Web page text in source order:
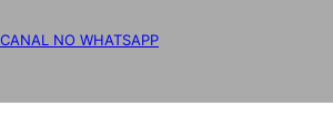
CANAL NO WHATSAPP